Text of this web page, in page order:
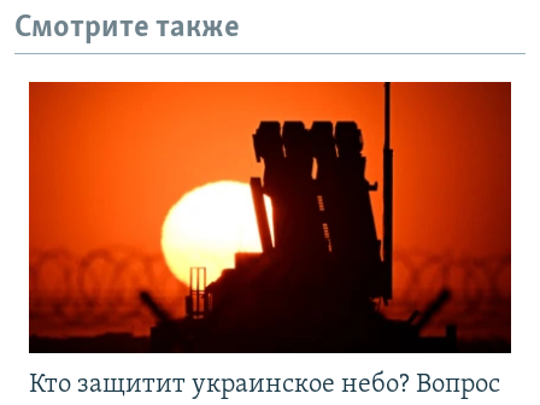
Смотрите также
Кто защитит украинское небо? Вопрос